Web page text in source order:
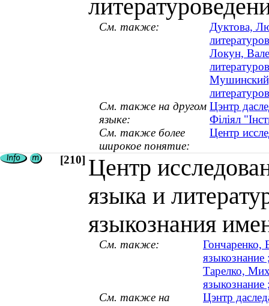
См. также:
Дуктова,
Локун,
См. также на другом
языке:
Цэнтр
Філіял
См. также более
широкое понятие:
Центр
[210] Центр
языка и
языкознания
См. также:
Гончаренко,
Тарелко,
См. также на
Цэнтр